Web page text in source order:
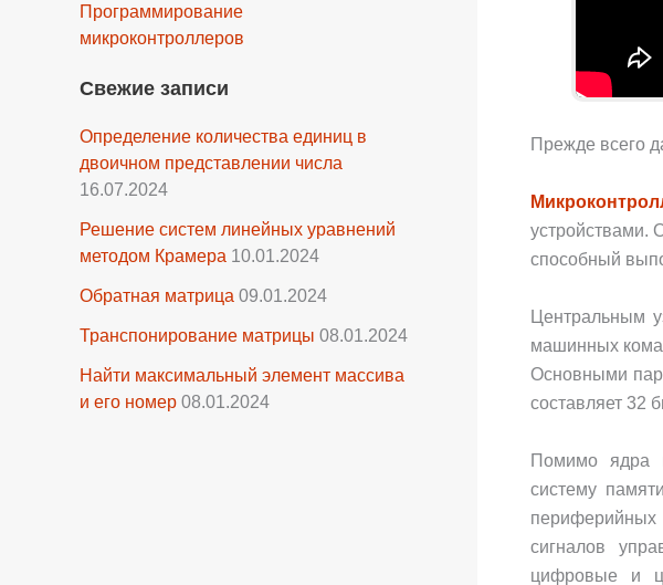
Программирование
микроконтроллеров
Свежие записи
Определение количества единиц в
двоичном представлении числа
16.07.2024
Решение систем линейных уравнений
методом Крамера 10.01.2024
Обратная матрица 09.01.2024
Транспонирование матрицы 08.01.2024
Найти максимальный элемент массива
и его номер 08.01.2024
Прежде всего
устройствами.
способный
Центральным
машинных
Основными
составляет 32
Помимо ядра
систему
периферийных
сигналов
цифровые и